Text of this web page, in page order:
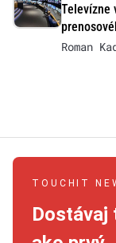
Televízne
Roman
TOUCHIT
Dostávaj